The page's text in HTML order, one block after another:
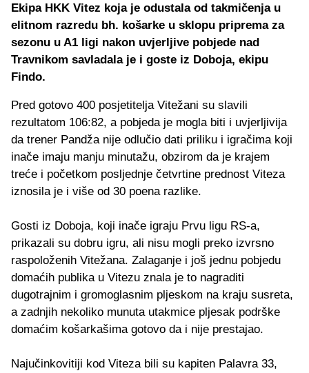
Ekipa HKK Vitez koja je odustala od takmičenja u
elitnom razredu bh. košarke u sklopu priprema za
sezonu u A1 ligi nakon uvjerljive pobjede nad
Travnikom savladala je i goste iz Doboja, ekipu
Findo.
Pred gotovo 400 posjetitelja Vitežani su slavili
rezultatom 106:82, a pobjeda je mogla biti i uvjerljivija
da trener Pandža nije odlučio dati priliku i igračima koji
inače imaju manju minutažu, obzirom da je krajem
treće i početkom posljednje četvrtine prednost Viteza
iznosila je i više od 30 poena razlike.
Gosti iz Doboja, koji inače igraju Prvu ligu RS-a,
prikazali su dobru igru, ali nisu mogli preko izvrsno
raspoloženih Vitežana. Zalaganje i još jednu pobjedu
domaćih publika u Vitezu znala je to nagraditi
dugotrajnim i gromoglasnim pljeskom na kraju susreta,
a zadnjih nekoliko munuta utakmice pljesak podrške
domaćim košarkašima gotovo da i nije prestajao.
Najučinkovitiji kod Viteza bili su kapiten Palavra 33,